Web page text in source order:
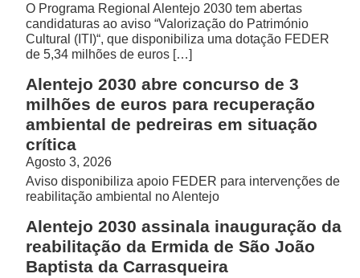
O Programa Regional Alentejo 2030 tem abertas
candidaturas ao aviso “Valorização do Património
Cultural (ITI)“, que disponibiliza uma dotação FEDER
de 5,34 milhões de euros […]
Alentejo 2030 abre concurso de 3
milhões de euros para recuperação
ambiental de pedreiras em situação
crítica
Agosto 3, 2026
Aviso disponibiliza apoio FEDER para intervenções de
reabilitação ambiental no Alentejo
Alentejo 2030 assinala inauguração da
reabilitação da Ermida de São João
Baptista da Carrasqueira